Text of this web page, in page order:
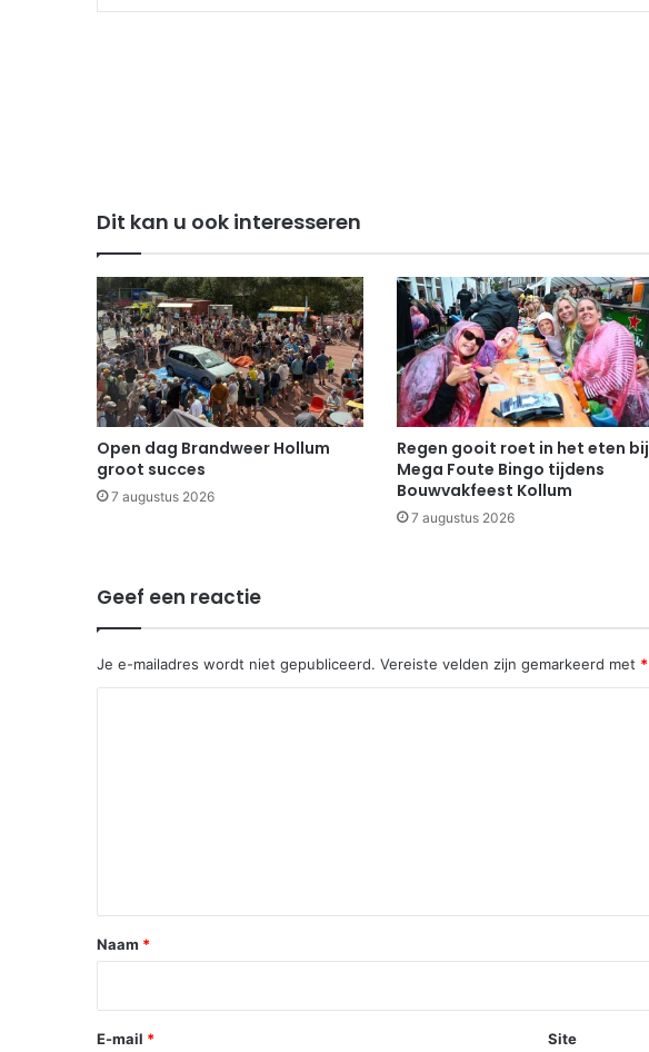
Dit kan u ook interesseren
Open dag Brandweer Hollum
groot succes
7 augustus 2026
Regen gooit roet in het eten bij
Mega Foute Bingo tijdens
Bouwvakfeest Kollum
7 augustus 2026
Geef een reactie
Je e-mailadres wordt niet gepubliceerd. Vereiste velden zijn gemarkeerd met *
*
Naam *
E-mail * Site